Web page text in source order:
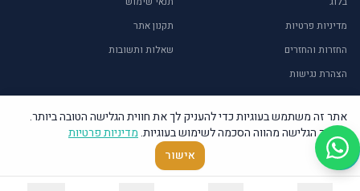
מדיניות פרטיות
תקנון אתר
החזרות והחזרים
שאלות ותשובות
הצהרת נגישות
©
2026 אור איתן – יודאיקה ומתנות. כל הזכויות שמורות.
אתר זה משתמש בעוגיות כדי להעניק לך את חווית הגלישה הטובה ביותר.
המשך הגלישה מהווה הסכמה לשימוש בעוגיות.מדיניות פרטיות
אישור